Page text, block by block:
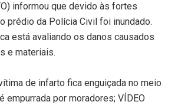
informou que devido às fortes
prédio da Polícia Civil foi inundado.
está avaliando os danos causados
e materiais.
de infarto fica enguiçada no meio
empurrada por moradores; VÍDEO